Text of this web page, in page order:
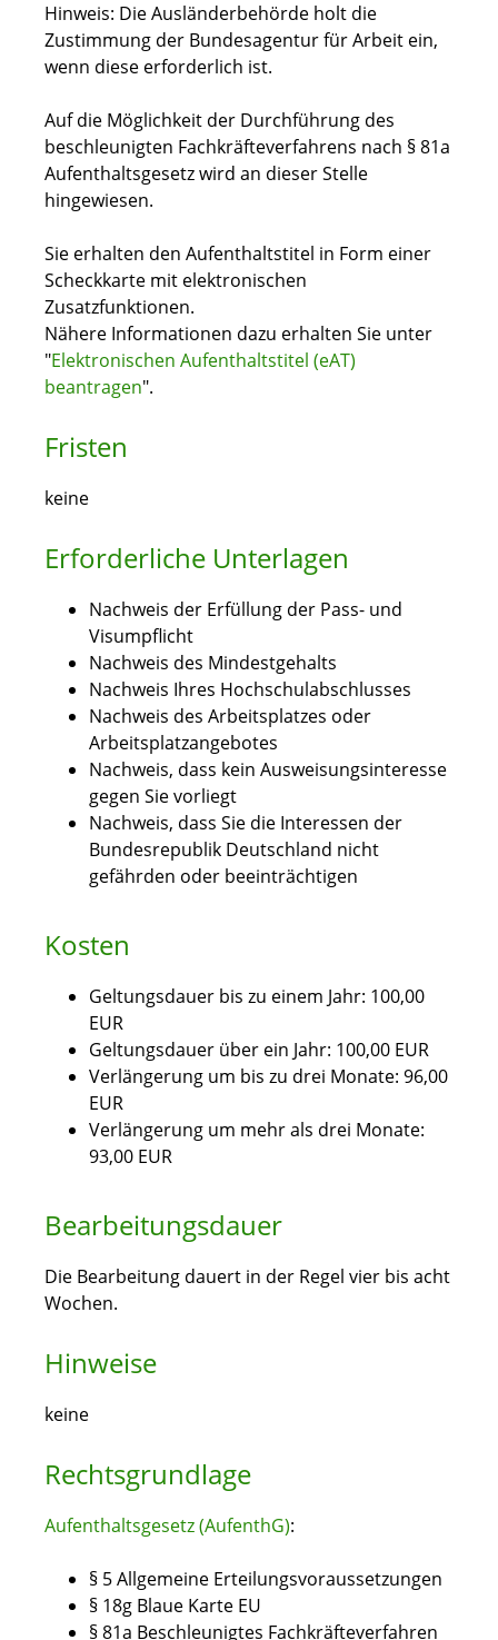
Hinweis: Die Ausländerbehörde holt die
Zustimmung der Bundesagentur für Arbeit ein,
wenn diese erforderlich ist.
Auf die Möglichkeit der Durchführung des
beschleunigten Fachkräfteverfahrens nach § 81a
Aufenthaltsgesetz wird an dieser Stelle
hingewiesen.
Sie erhalten den Aufenthaltstitel in Form einer
Scheckkarte mit elektronischen
Zusatzfunktionen.
Nähere Informationen dazu erhalten Sie unter
"Elektronischen Aufenthaltstitel (eAT)
beantragen".
Fristen
keine
Erforderliche Unterlagen
Nachweis der Erfüllung der Pass- und
Visumpflicht
Nachweis des Mindestgehalts
Nachweis Ihres Hochschulabschlusses
Nachweis des Arbeitsplatzes oder
Arbeitsplatzangebotes
Nachweis, dass kein Ausweisungsinteresse
gegen Sie vorliegt
Nachweis, dass Sie die Interessen der
Bundesrepublik Deutschland nicht
gefährden oder beeinträchtigen
Kosten
Geltungsdauer bis zu einem Jahr: 100,00
EUR
Geltungsdauer über ein Jahr: 100,00 EUR
Verlängerung um bis zu drei Monate: 96,00
EUR
Verlängerung um mehr als drei Monate:
93,00 EUR
Bearbeitungsdauer
Die Bearbeitung dauert in der Regel vier bis acht
Wochen.
Hinweise
keine
Rechtsgrundlage
Aufenthaltsgesetz (AufenthG):
§ 5 Allgemeine Erteilungsvoraussetzungen
§ 18g Blaue Karte EU
§ 81a Beschleunigtes Fachkräfteverfahren